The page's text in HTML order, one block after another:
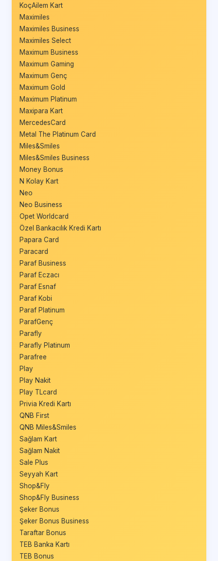
KoçAilem Kart
Maximiles
Maximiles Business
Maximiles Select
Maximum Business
Maximum Gaming
Maximum Genç
Maximum Gold
Maximum Platinum
Maxipara Kart
MercedesCard
Metal The Platinum Card
Miles&Smiles
Miles&Smiles Business
Money Bonus
N Kolay Kart
Neo
Neo Business
Opet Worldcard
Özel Bankacılık Kredi Kartı
Papara Card
Paracard
Paraf Business
Paraf Eczacı
Paraf Esnaf
Paraf Kobi
Paraf Platinum
ParafGenç
Parafly
Parafly Platinum
Parafree
Play
Play Nakit
Play TLcard
Privia Kredi Kartı
QNB First
QNB Miles&Smiles
Sağlam Kart
Sağlam Nakit
Sale Plus
Seyyah Kart
Shop&Fly
Shop&Fly Business
Şeker Bonus
Şeker Bonus Business
Taraftar Bonus
TEB Banka Kartı
TEB Bonus